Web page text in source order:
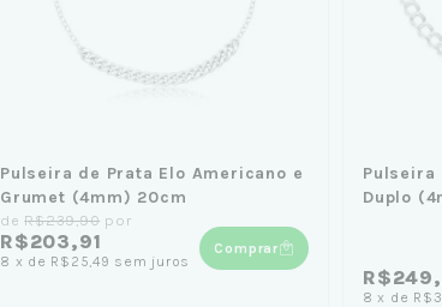
Pulseira de Prata Elo Americano e
Grumet (4mm) 20cm
deR$239,90 por
R$203,91
8 x de R$25,49 sem juros
Comprar
Pulseira
Duplo
8 x de